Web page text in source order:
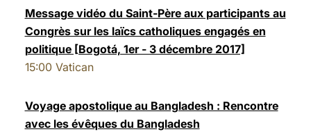
Message vidéo du Saint-Père aux participants au
Congrès sur les laïcs catholiques engagés en
politique [Bogotá, 1er - 3 décembre 2017]
15:00 Vatican
Voyage apostolique au Bangladesh : Rencontre
avec les évêques du Bangladesh